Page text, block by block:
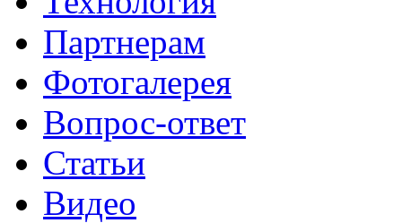
Партнерам
Фотогалерея
Вопрос-ответ
Статьи
Видео